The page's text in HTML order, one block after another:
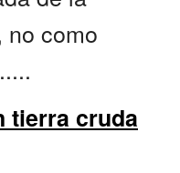
no como
tierra cruda